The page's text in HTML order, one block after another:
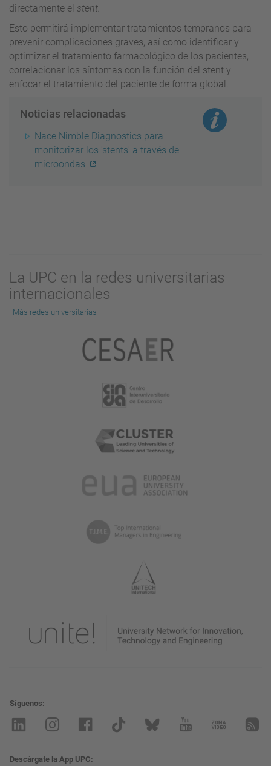
directamente el stent.
Esto permitirá implementar tratamientos tempranos para
prevenir complicaciones graves, así como identificar y
optimizar el tratamiento farmacológico de los pacientes,
correlacionar los síntomas con la función del stent y
enfocar el tratamiento del paciente de forma global.
Noticias relacionadas
Nace Nimble Diagnostics para
monitorizar los 'stents' a través de
microondas
La UPC en la redes universitarias
internacionales
Más redes universitarias
Síguenos
Descárgate la App UPC